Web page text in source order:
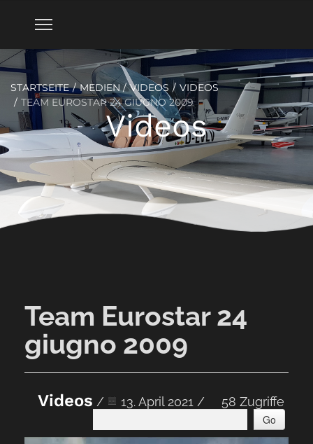
STARTSEITE MEDIEN VIDEOS
VIDEOS
TEAM EUROSTAR 24 GIUGNO 2009
Videos
Team Eurostar 24
giugno 2009
Videos / 13. April 2021 / 58 Zugriffe
Go